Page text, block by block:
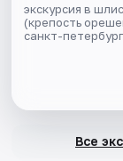
экскурсия в
(крепость
санкт-
Все